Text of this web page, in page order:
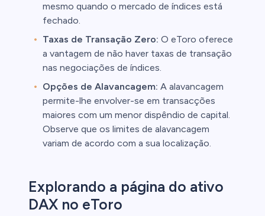
mesmo quando o mercado de índices está
fechado.
Taxas de Transação Zero: O eToro oferece
a vantagem de não haver taxas de transação
nas negociações de índices.
Opções de Alavancagem: A alavancagem
permite-lhe envolver-se em transacções
maiores com um menor dispêndio de capital.
Observe que os limites de alavancagem
variam de acordo com a sua localização.
Explorando a página do ativo
DAX no eToro